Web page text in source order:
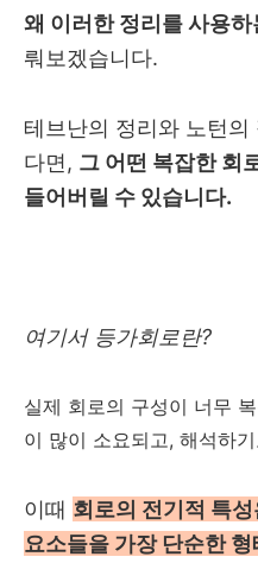
왜 이러한 정리를 사용하
뤄보겠습니다.
테브난의 정리와 노턴
다면, 그 어떤 복잡한 회
들어버릴 수 있습니다.
여기서 등가회로란?
실제 회로의 구성이 너무
이 많이 소요되고, 해석하
이때 회로의 전기적 특
요소들을 가장 단순한